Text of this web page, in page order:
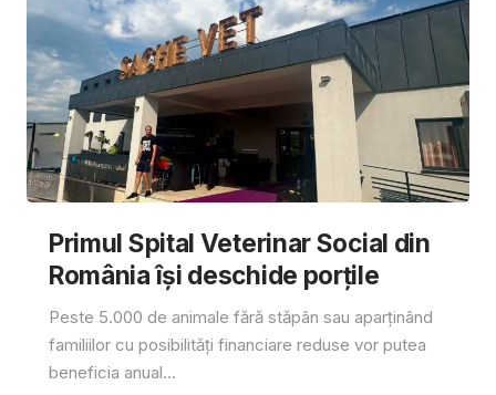
Primul Spital Veterinar Social din
România își deschide porțile
Peste 5.000 de animale fără stăpân sau aparținând
familiilor cu posibilități financiare reduse vor putea
beneficia anual...